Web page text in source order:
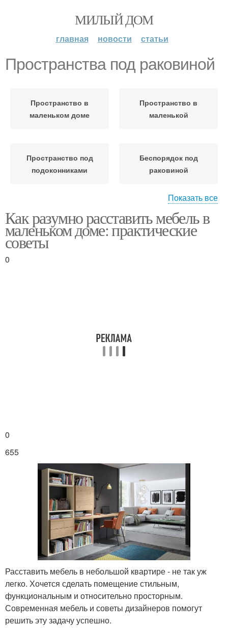
МИЛЫЙ ДОМ
главная новости статьи
Пространства под раковиной
Пространство в
маленьком доме
Пространство в
маленькой
Пространство под
подоконниками
Беспорядок под
раковиной
расстановке
Тенденции в открытом
пространстве
Показать все
Как разумно расставить мебель в
маленьком доме: практические
советы
0
0
655
Расставить мебель в небольшой квартире - не так уж
легко. Хочется сделать помещение стильным,
функциональным и относительно просторным.
Современная мебель и советы дизайнеров помогут
решить эту задачу успешно.